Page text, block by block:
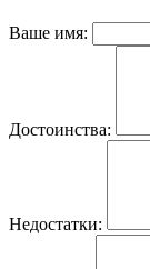
Ваше имя:
Достоинства:
Недостатки: